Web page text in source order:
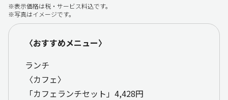
※表示価格は税・サービス料込です。
※写真はイメージです。
〈おすすめメニュー〉
ランチ
〈カフェ〉
「カフェランチセット」4,428円